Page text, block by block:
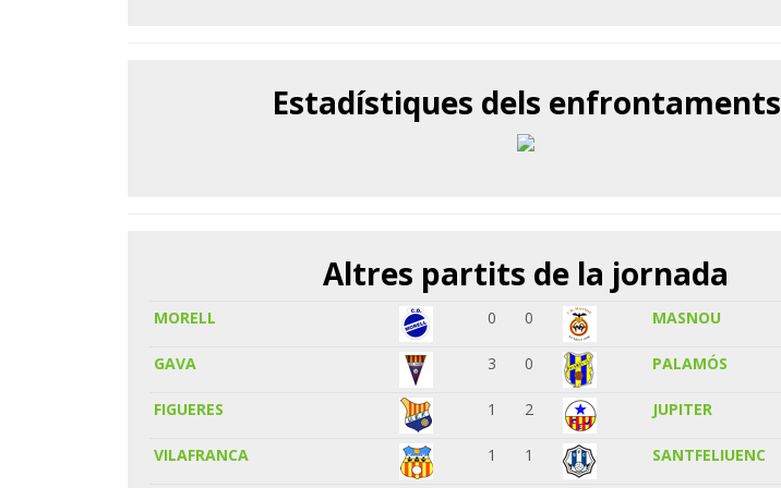
Estadístiques dels enfrontaments
Altres partits de la jornada
MORELL 0 0 MASNOU
GAVA 3 0 PALAMÓS
FIGUERES 1 2 JUPITER
VILAFRANCA 1 1 SANTFELIUENC